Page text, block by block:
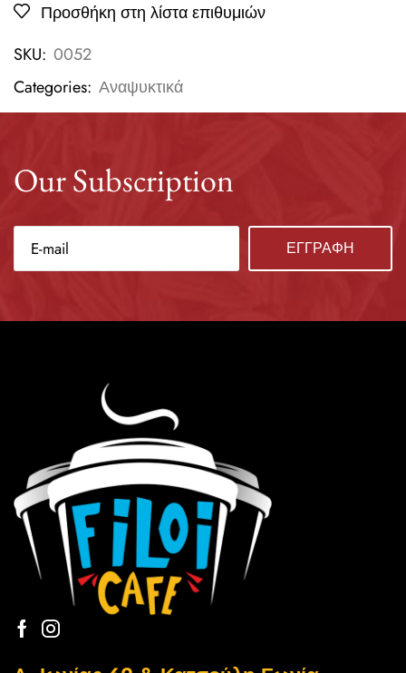
Προσθήκη στη λίστα επιθυμιών
SKU: 0052
Categories: Αναψυκτικά
Our Subscription